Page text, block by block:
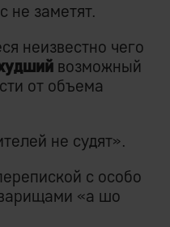
не заметят.
неизвестно чего
возможный
от объема
не судят».
с особо
«а шо